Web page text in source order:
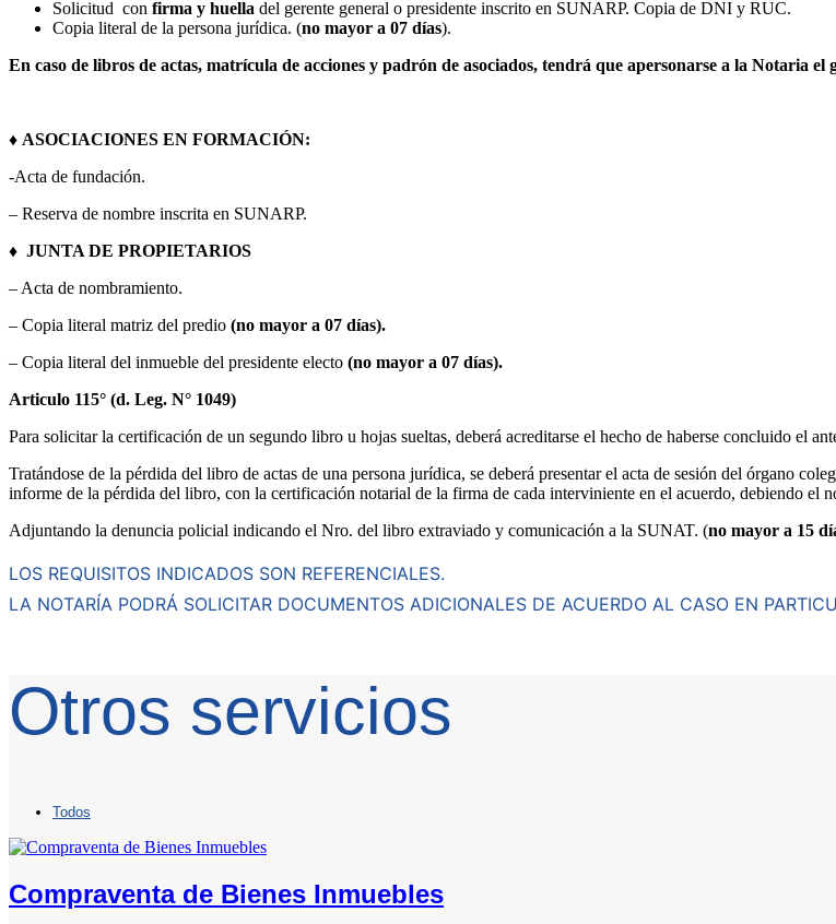
Solicitud con firma y huella del gerente general o presidente inscrito en SUNARP. Copia de DNI y RUC.
Copia literal de la persona jurídica. (no mayor a 07 días).
En caso de libros de actas, matrícula de acciones y padrón de asociados, tendrá que apersonarse a la Notaria
♦ ASOCIACIONES EN FORMACIÓN:
-Acta de fundación.
– Reserva de nombre inscrita en SUNARP.
♦ JUNTA DE PROPIETARIOS
– Acta de nombramiento.
– Copia literal matriz del predio (no mayor a 07 días).
– Copia literal del inmueble del presidente electo (no mayor a 07 días).
Articulo 115° (d. Leg. N° 1049)
Para solicitar la certificación de un segundo libro u hojas sueltas, deberá acreditarse el hecho de haberse concluido el
Tratándose de la pérdida del libro de actas de una persona jurídica, se deberá presentar el acta de sesión del órgano
informe de la pérdida del libro, con la certificación notarial de la firma de cada interviniente en el acuerdo, debiendo el
Adjuntando la denuncia policial indicando el Nro. del libro extraviado y comunicación a la SUNAT. (no mayor a 15
LOS REQUISITOS INDICADOS SON REFERENCIALES.
LA NOTARÍA PODRÁ SOLICITAR DOCUMENTOS ADICIONALES DE ACUERDO AL CASO EN
Otros servicios
Todos
Compraventa de Bienes Inmuebles